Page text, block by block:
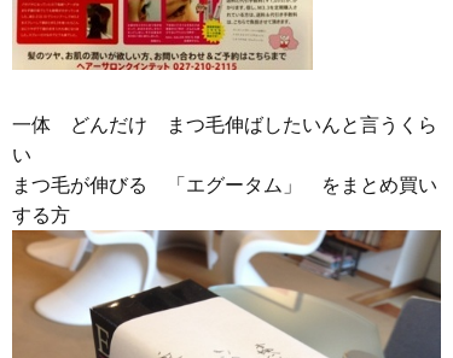
一体 どんだけ まつ毛伸ばしたいんと言うくら
い
まつ毛が伸びる 「エグータム」 をまとめ買い
する方